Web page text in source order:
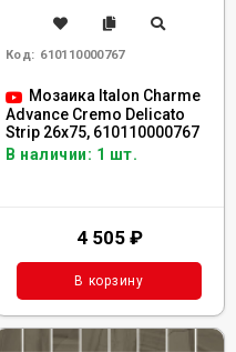
Код: 610110000767
Мозаика Italon Charme
Advance Cremo Delicato
Strip 26x75, 610110000767
В наличии: 1 шт.
4 505 ₽
В корзину